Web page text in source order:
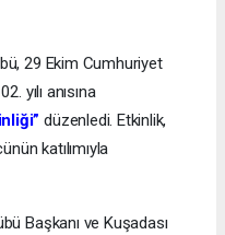
29 Ekim Cumhuriyet
yılı anısına
düzenledi. Etkinlik,
katılımıyla
Başkanı ve Kuşadası